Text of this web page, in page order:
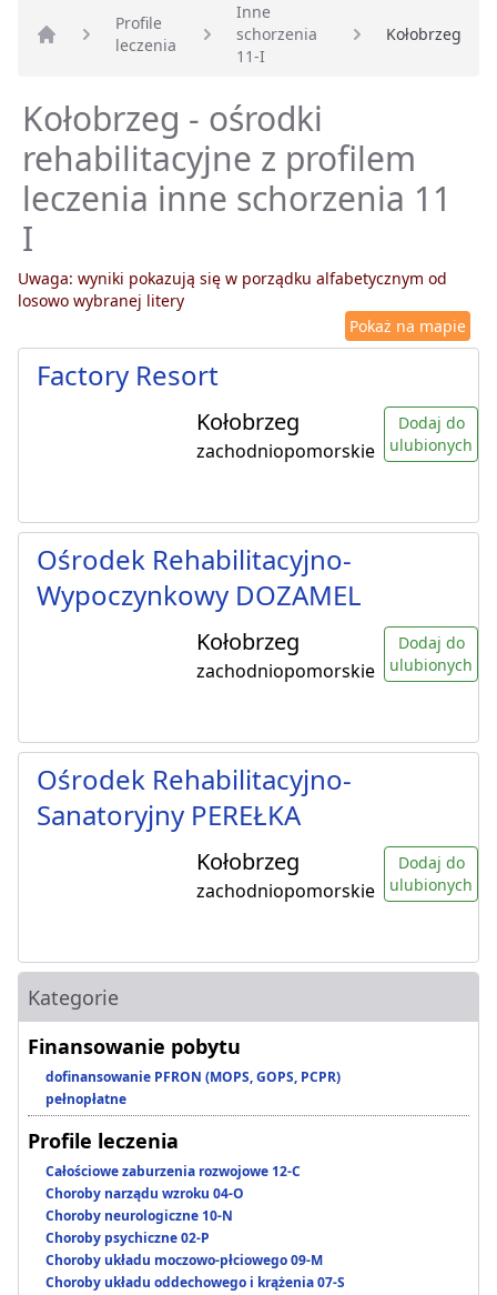
Strona główna
Profile
leczenia
Inne
schorzenia
11-I
Kołobrzeg
Kołobrzeg - ośrodki
rehabilitacyjne z profilem
leczenia inne schorzenia 11
I
Uwaga: wyniki pokazują się w porządku alfabetycznym od
losowo wybranej litery
Pokaż na mapie
Factory Resort
Kołobrzeg
zachodniopomorskie
Dodaj do
ulubionych
Ośrodek Rehabilitacyjno-
Wypoczynkowy DOZAMEL
Kołobrzeg
zachodniopomorskie
Dodaj do
ulubionych
Ośrodek Rehabilitacyjno-
Sanatoryjny PEREŁKA
Kołobrzeg
zachodniopomorskie
Dodaj do
ulubionych
Kategorie
Finansowanie pobytu
dofinansowanie PFRON (MOPS, GOPS, PCPR)
pełnopłatne
Profile leczenia
Całościowe zaburzenia rozwojowe 12-C
Choroby narządu wzroku 04-O
Choroby neurologiczne 10-N
Choroby psychiczne 02-P
Choroby układu moczowo-płciowego 09-M
Choroby układu oddechowego i krążenia 07-S